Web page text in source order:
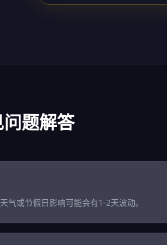
题解答
或节假日影响可能会有1-2天波动。